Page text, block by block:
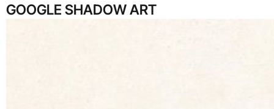
GOOGLE SHADOW ART